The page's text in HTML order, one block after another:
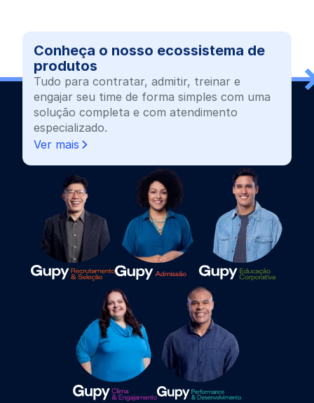
Conheça o nosso ecossistema de
produtos
Tudo para contratar, admitir, treinar e
engajar seu time de forma simples com uma
solução completa e com atendimento
especializado.
Ver mais